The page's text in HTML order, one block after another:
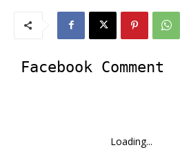
Facebook Comment
Loading...